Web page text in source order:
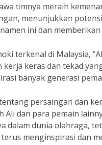
timnya meraih
menunjukkan
ini dan
terkenal di Malaysia,
keras dan tekad
banyak generasi
persaingan dan
Ali dan para pemain
dalam dunia olahraga,
menginspirasi dan